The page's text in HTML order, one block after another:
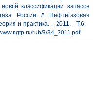
классификации запасов
России // Нефтегазовая
и практика. – 2011. - Т.6. -
rub/3/34_2011.pdf